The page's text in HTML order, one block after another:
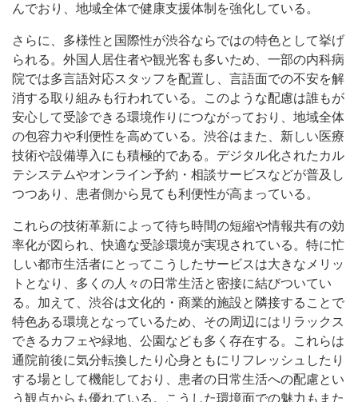
んでおり、地域全体で健康支援体制を強化している。
さらに、多様性と国際性が渋谷ならではの特色として挙げ
られる。外国人居住者や観光客も多いため、一部の内科病
院では多言語対応スタッフを配置し、言語面での不安を解
消する取り組みも行われている。このような配慮は誰もが
安心して受診できる環境作りにつながっており、地域全体
の包容力や利便性を高めている。渋谷はまた、新しい医療
技術や設備導入にも積極的である。デジタル化されたカル
テシステムやオンライン予約・相談サービスなどが普及し
つつあり、患者側から見ても利便性が高まっている。
これらの技術革新によって待ち時間の短縮や情報共有の効
率化が図られ、快適な受診環境が実現されている。特に忙
しい都市生活者にとってこうしたサービスは大きなメリッ
トとなり、多くの人々の日常生活と密接に結びついてい
る。加えて、渋谷は文化的・商業的施設と隣接することで
特色ある環境となっているため、その周辺にはリラックス
できるカフェや緑地、公園なども多く存在する。これらは
通院前後に気分転換したり心身ともにリフレッシュしたり
する場として機能しており、患者の日常生活への配慮とい
う観点からも優れている。こうした環境面での魅力もまた